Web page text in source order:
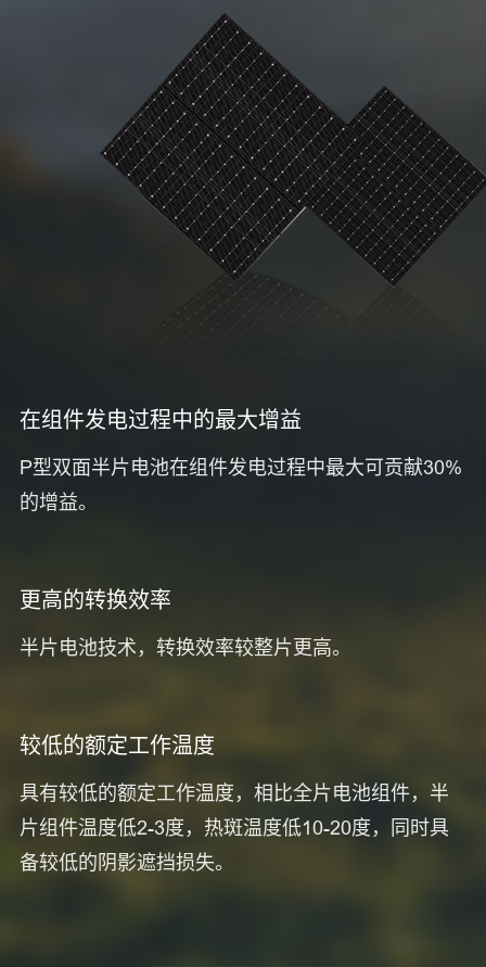
在组件发电过程中的最大增益
P型双面半片电池在组件发电过程中最大可贡献30%
的增益。
更高的转换效率
半片电池技术，转换效率较整片更高。
较低的额定工作温度
具有较低的额定工作温度，相比全片电池组件，半
片组件温度低2-3度，热斑温度低10-20度，同时具
备较低的阴影遮挡损失。